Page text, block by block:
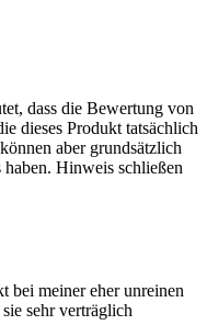
dass die Bewertung von
dieses Produkt tatsächlich
aber grundsätzlich
Hinweis schließen
bei meiner eher unreinen
sehr verträglich